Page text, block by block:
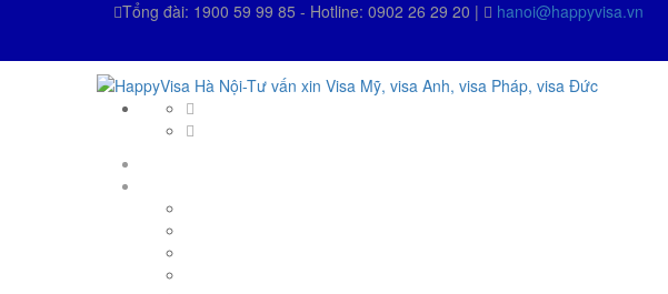
Tổng đài: 1900 59 99 85 - Hotline: 0902 26 29 20 | hanoi@happyvisa.vn